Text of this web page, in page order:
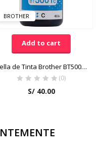
BROTHER
Add to cart
Botella de Tinta Brother BT5001C Color Cian
(0)
S/40.00